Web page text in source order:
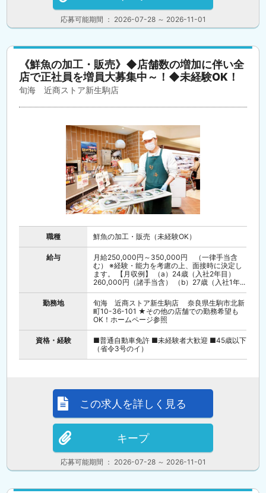
応募可能期間 ： 2026-07-28 ～ 2026-11-01
《鮮魚の加工・販売》◆店舗数の増加に伴い全
店で正社員を増員大募集中～！◆未経験OK！
旬海 近商ストア新生駒店
職種 鮮魚の加工・販売（未経験OK）
給与
月給250,000円～350,000円 （一律手当含
む） ※経験・能力を考慮の上、面接時に決定し
ます。 【月収例】 （a）24歳（入社2年目）
260,000円（諸手当含） （b）27歳（入社1年...
勤務地
旬海 近商ストア新生駒店 奈良県生駒市北新
町10-36-101 ★その他の店舗での勤務希望も
OK！ホームページ参照
資格・経験
■普通自動車免許 ■未経験者大歓迎 ■45歳以下
（省令3号のイ）
応募可能期間 ： 2026-07-28 ～ 2026-11-01
この求人を詳しく見る
キープ